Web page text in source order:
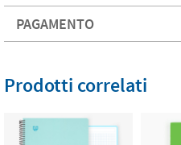
PAGAMENTO
Prodotti correlati